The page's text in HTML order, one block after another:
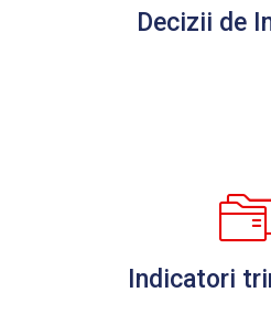
Decizii de
Indicatori